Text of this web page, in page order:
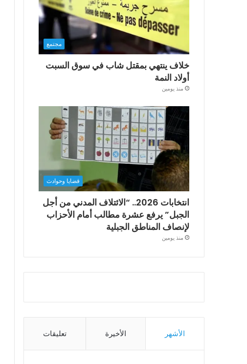
مجتمع
خلاف ينتهي بمقتل شاب في سوق السبت
أولاد النمة
منذ يومين
قضايا وحوادث
انتخابات 2026.. “الائتلاف المدني من أجل
الجبل” يرفع عشرة مطالب أمام الأحزاب
لإنصاف المناطق الجبلية
منذ يومين
الأشهر الأخيرة تعليقات